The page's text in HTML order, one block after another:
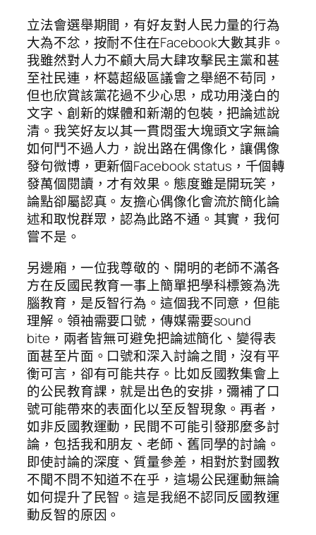
立法會選舉期間，有好友對人民力量的行為
大為不忿，按耐不住在Facebook大數其非。
我雖然對人力不顧大局大肆攻擊民主黨和甚
至社民連，杯葛超級區議會之舉絕不苟同，
但也欣賞該黨花過不少心思，成功用淺白的
文字、創新的媒體和新潮的包裝，把論述說
清。我笑好友以其一貫悶蛋大塊頭文字無論
如何鬥不過人力，說出路在偶像化，讓偶像
發句微博，更新個Facebook status，千個轉
發萬個閱讀，才有效果。態度雖是開玩笑，
論點卻屬認真。友擔心偶像化會流於簡化論
述和取悅群眾，認為此路不通。其實，我何
嘗不是。
另邊廂，一位我尊敬的、開明的老師不滿各
方在反國民教育一事上簡單把學科標簽為洗
腦教育，是反智行為。這個我不同意，但能
理解。領袖需要口號，傳媒需要sound
bite，兩者皆無可避免把論述簡化、變得表
面甚至片面。口號和深入討論之間，沒有平
衡可言，卻有可能共存。比如反國教集會上
的公民教育課，就是出色的安排，彌補了口
號可能帶來的表面化以至反智現象。再者，
如非反國教運動，民間不可能引發那麼多討
論，包括我和朋友、老師、舊同學的討論。
即使討論的深度、質量參差，相對於對國教
不聞不問不知道不在乎，這場公民運動無論
如何提升了民智。這是我絕不認同反國教運
動反智的原因。